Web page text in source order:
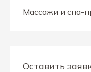
Массажи и спа-
Оставить